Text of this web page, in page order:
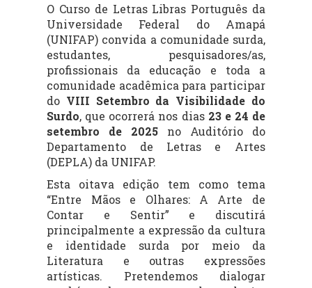
O Curso de Letras Libras Português da
Universidade Federal do Amapá
(UNIFAP) convida a comunidade surda,
estudantes, pesquisadores/as,
profissionais da educação e toda a
comunidade acadêmica para participar
do VIII Setembro da Visibilidade do
Surdo, que ocorrerá nos dias 23 e 24 de
setembro de 2025 no Auditório do
Departamento de Letras e Artes
(DEPLA) da UNIFAP.
Esta oitava edição tem como tema
“Entre Mãos e Olhares: A Arte de
Contar e Sentir” e discutirá
principalmente a expressão da cultura
e identidade surda por meio da
Literatura e outras expressões
artísticas. Pretendemos dialogar